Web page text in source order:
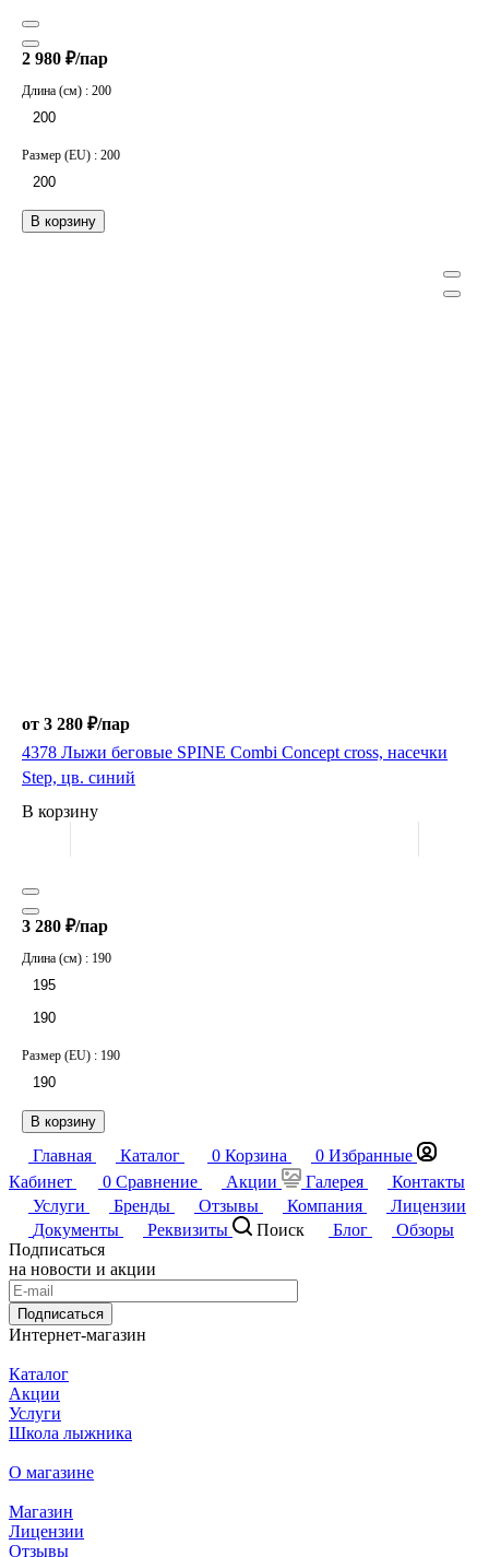
В корзину
2 980 ₽/пар
Длина (см) : 200
200
Размер (EU) : 200
200
от 3 280 ₽/пар
4378 Лыжи беговые SPINE Combi Concept cross, насечки
Step, цв. синий
В корзину
В корзину
3 280 ₽/пар
Длина (см) : 190
195
190
Размер (EU) : 190
190
Главная Каталог 0 Корзина 0 Избранные
Кабинет
0 Сравнение Акции Галерея
Контакты
Услуги
Бренды Отзывы Компания
Лицензии
Документы
Реквизиты Поиск Блог
Обзоры
Подписаться
на новости и акции
Подписаться
Интернет-магазин
Каталог
Акции
Услуги
Школа лыжника
О магазине
Магазин
Лицензии
Отзывы